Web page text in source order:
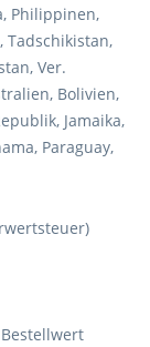
Philippinen,
Tadschikistan,
Ver.
Bolivien,
Jamaika,
Paraguay,